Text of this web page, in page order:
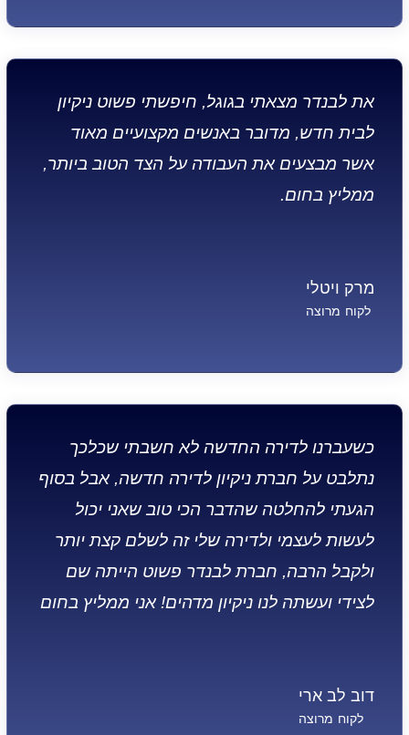
את לבנדר מצאתי בגוגל, חיפשתי פשוט ניקיון
לבית חדש, מדובר באנשים מקצועיים מאוד
אשר מבצעים את העבודה על הצד הטוב ביותר,
ממליץ בחום.
מרק ויטלי
לקוח מרוצה
כשעברנו לדירה החדשה לא חשבתי שכלכך
נתלבט על חברת ניקיון לדירה חדשה, אבל בסוף
הגעתי להחלטה שהדבר הכי טוב שאני יכול
לעשות לעצמי ולדירה שלי זה לשלם קצת יותר
ולקבל הרבה, חברת לבנדר פשוט הייתה שם
לצידי ועשתה לנו ניקיון מדהים! אני ממליץ בחום
דוב לב ארי
לקוח מרוצה